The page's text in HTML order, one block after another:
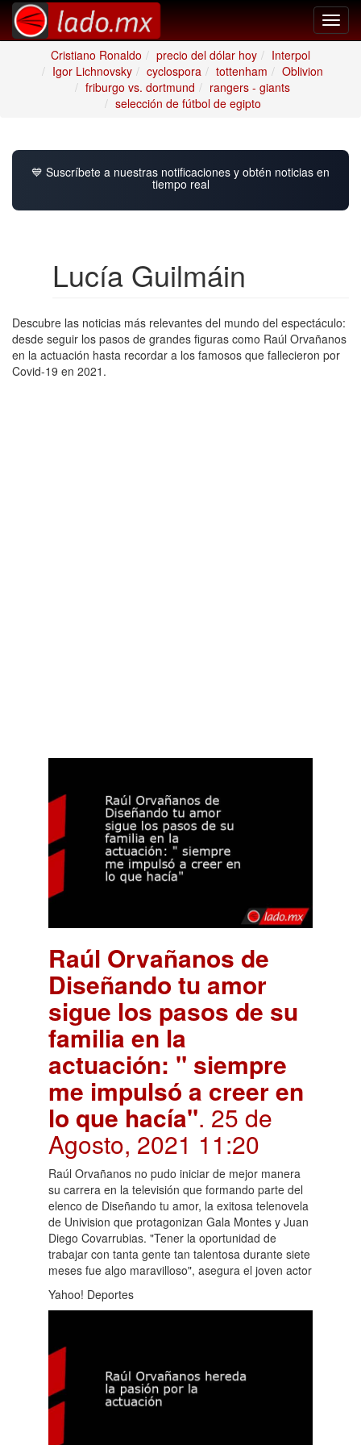
Cristiano Ronaldo
precio del dólar hoy
Interpol
Igor Lichnovsky
cyclospora tottenham
Oblivion
friburgo vs. dortmund
rangers - giants
selección de fútbol de egipto
💙 Suscríbete a nuestras notificaciones y obtén noticias en
tiempo real
Lucía Guilmáin
Descubre las noticias más relevantes del mundo del espectáculo:
desde seguir los pasos de grandes figuras como Raúl Orvañanos
en la actuación hasta recordar a los famosos que fallecieron por
Covid-19 en 2021.
Raúl Orvañanos de
Diseñando tu amor
sigue los pasos de su
familia en la
actuación: " siempre
me impulsó a creer en
lo que hacía". 25 de
Agosto, 2021 11:20
Raúl Orvañanos no pudo iniciar de mejor manera
su carrera en la televisión que formando parte del
elenco de Diseñando tu amor, la exitosa telenovela
de Univision que protagonizan Gala Montes y Juan
Diego Covarrubias. "Tener la oportunidad de
trabajar con tanta gente tan talentosa durante siete
meses fue algo maravilloso", asegura el joven actor
Yahoo! Deportes